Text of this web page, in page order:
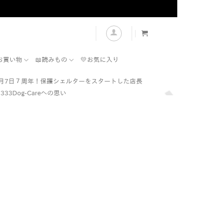
買い物 📖読みもの 💛お気に入り
7日７周年！保護シェルターをスタートした店長
Careへの思い